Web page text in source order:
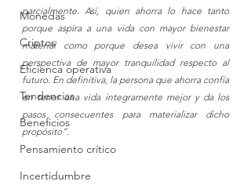
Monedas
Criptos
Eficienca operativa
Tendencias
Beneficios
Pensamiento crítico
Incertidumbre
parcialmente. Así, quien ahorra lo hace tanto
porque aspira a una vida con mayor bienestar
material como porque desea vivir con una
perspectiva de mayor tranquilidad respecto al
futuro. En definitiva, la persona que ahorra confía
en tener una vida íntegramente mejor y da los
pasos consecuentes para materializar dicho
propósito”.